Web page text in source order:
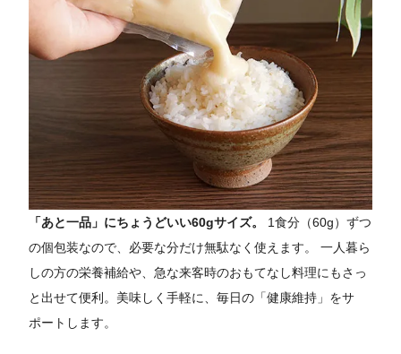
「あと一品」にちょうどいい60gサイズ。
1食分（60g）ずつ
の個包装なので、必要な分だけ無駄なく使えます。 一人暮ら
しの方の栄養補給や、急な来客時のおもてなし料理にもさっ
と出せて便利。美味しく手軽に、毎日の「健康維持」をサ
ポートします。